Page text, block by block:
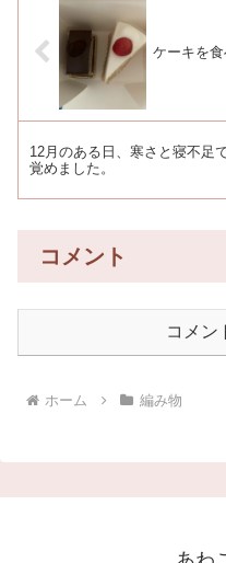
ケーキを食
12月のある日、寒さと寝不足
覚めました。
コメント
コメン
ホーム 編み物